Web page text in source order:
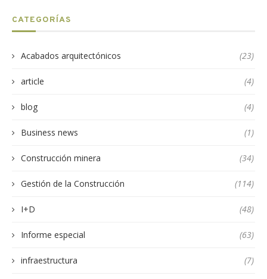
CATEGORÍAS
Acabados arquitectónicos (23)
article (4)
blog (4)
Business news (1)
Construcción minera (34)
Gestión de la Construcción (114)
I+D (48)
Informe especial (63)
infraestructura (7)